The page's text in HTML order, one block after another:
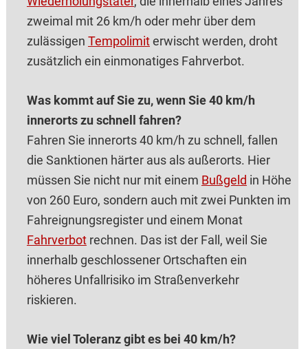
zweimal mit 26 km/h oder mehr über dem
zulässigen Tempolimiterwischt werden, droht
zusätzlich ein einmonatiges Fahrverbot.
Was kommt auf Sie zu, wenn Sie 40 km/h
innerorts zu schnell fahren?
Fahren Sie innerorts 40 km/h zu schnell, fallen
die Sanktionen härter aus als außerorts. Hier
müssen Sie nicht nur mit einem Bußgeld in Höhe
von 260 Euro, sondern auch mit zwei Punkten im
Fahreignungsregister und einem Monat
Fahrverbotrechnen. Das ist der Fall, weil Sie
innerhalb geschlossener Ortschaften ein
höheres Unfallrisiko im Straßenverkehr
riskieren.
Wie viel Toleranz gibt es bei 40 km/h?